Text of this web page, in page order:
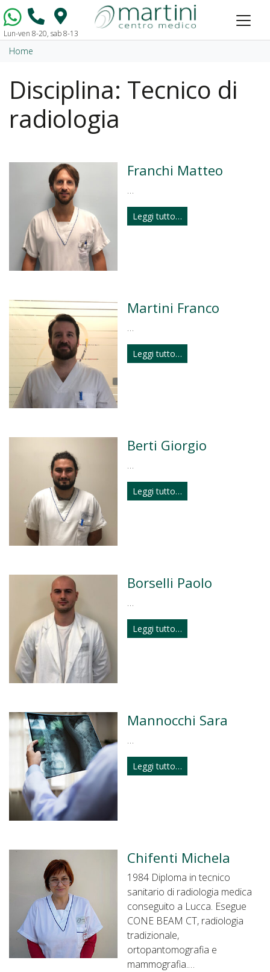
Vai al contenuto
Lun-ven 8-20, sab 8-13
Home
Disciplina: Tecnico di
radiologia
Franchi Matteo
…
Leggi tutto…
Martini Franco
…
Leggi tutto…
Berti Giorgio
…
Leggi tutto…
Borselli Paolo
…
Leggi tutto…
Mannocchi Sara
…
Leggi tutto…
Chifenti Michela
1984 Diploma in tecnico
sanitario di radiologia medica
conseguito a Lucca. Esegue
CONE BEAM CT, radiologia
tradizionale,
ortopantomografia e
mammografia.…